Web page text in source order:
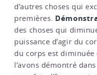
d’autres choses qui
premières.
des choses qui
puissance d’agir du
du corps est diminuée
l’avons démontré